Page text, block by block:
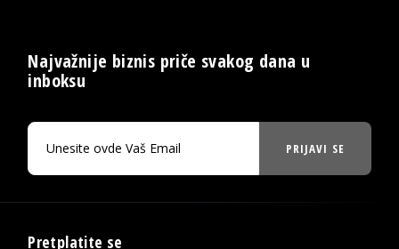
Najvažnije biznis priče svakog dana u
inboksu
PRIJAVI SE
Pretplatite se